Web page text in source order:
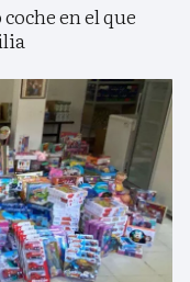
en el que